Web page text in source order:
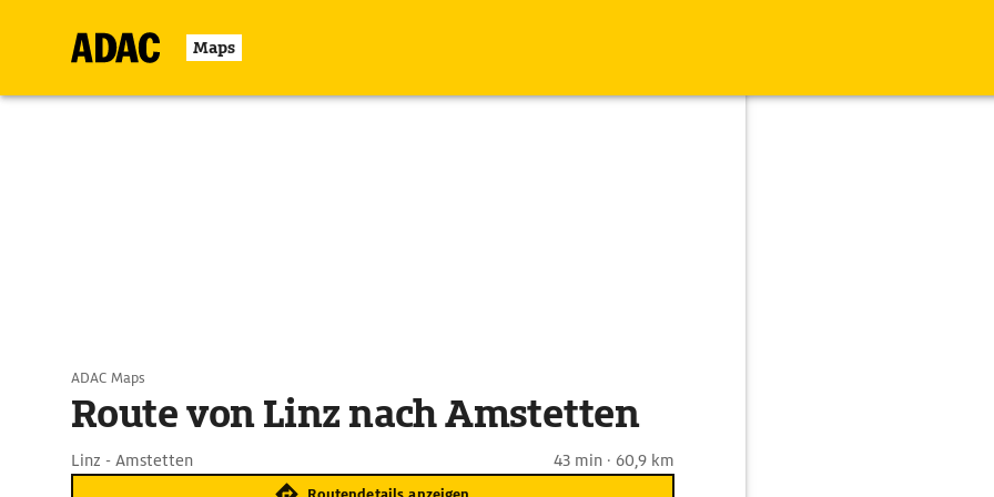
Maps
ADAC Maps
Route von Linz nach Amstetten
Linz - Amstetten 43 min · 60,9 km